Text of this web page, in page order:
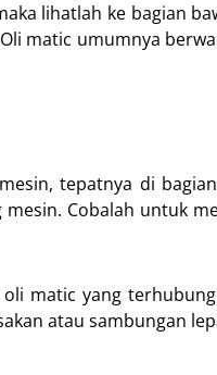
lihatlah ke bagian
matic umumnya
tepatnya di
Cobalah untuk
matic yang
atau sambungan